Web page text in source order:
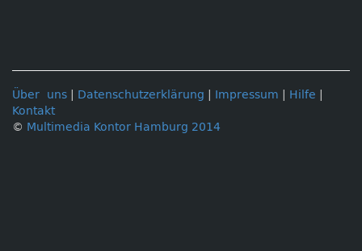
Über uns Datenschutzerklärung Impressum Hilfe
Kontakt
© Multimedia Kontor Hamburg 2014